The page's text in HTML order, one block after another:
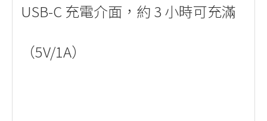
USB-C 充電介面，約 3 小時可充滿
（5V/1A）